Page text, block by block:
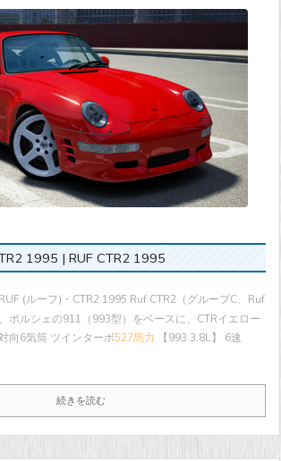
1995 | RUF CTR2 1995
RUF (ルーフ)・CTR2 1995 Ruf CTR2（グループC、Ruf
ポルシェの911（993型）をベースに、CTRイエロー
向6気筒 ツインターボ527馬力 【993 3.8L】 6速
続きを読む